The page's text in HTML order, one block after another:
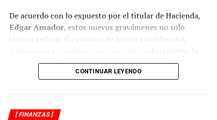
De acuerdo con lo expuesto por el titular de Hacienda,
Edgar Amador, estos nuevos gravámenes no solo
buscan reducir el consumo de bienes considerados
estructura tributaria y generar ingresos adicionales
que se destinarán a proyectos de seguridad, salud,
El alza más drástica: refrescos casi
CONTINUAR LEYENDO
[ FINANZAS ]